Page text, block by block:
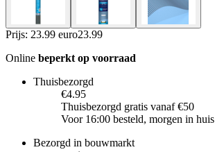
Prijs: 23.99 euro23.99
Online beperkt op voorraad
Thuisbezorgd
€4.95
Thuisbezorgd gratis vanaf €50
Voor 16:00 besteld, morgen in huis
Bezorgd in bouwmarkt